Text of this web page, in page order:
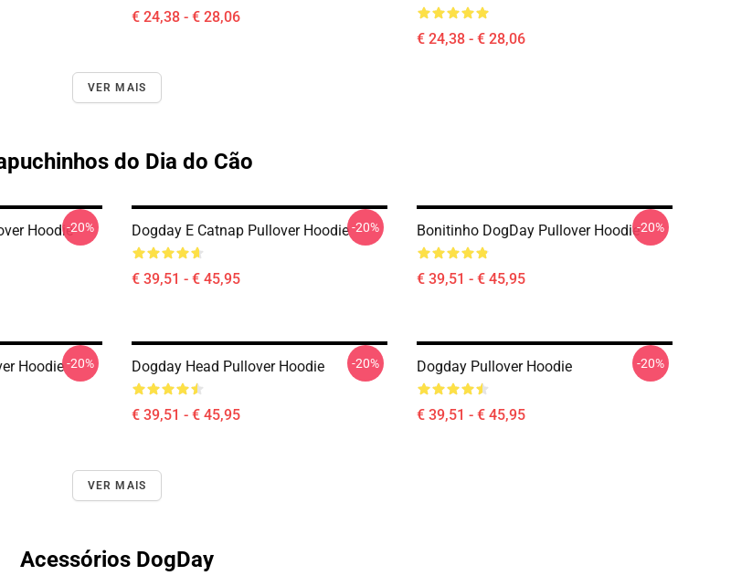
€ 24,38 - € 28,06
€ 24,38 - € 28,06
VER MAIS
do Dia do Cão
Hoodie-20% Dogday E Catnap Pullover Hoodie
€ 39,51 - € 45,95
-20% Bonitinho DogDay Pullover Hoodie
€ 39,51 - € 45,95
-20%
Hoodie-20% Dogday Head Pullover Hoodie
€ 39,51 - € 45,95
-20% Dogday Pullover Hoodie
€ 39,51 - € 45,95
-20%
VER MAIS
Acessórios DogDay